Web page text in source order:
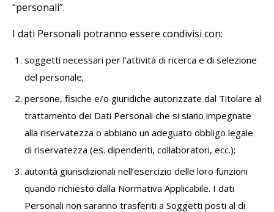
“personali”.
I dati Personali potranno essere condivisi con:
soggetti necessari per l’attività di ricerca e di selezione
del personale;
persone, fisiche e/o giuridiche autorizzate dal Titolare al
trattamento dei Dati Personali che si siano impegnate
alla riservatezza o abbiano un adeguato obbligo legale
di riservatezza (es. dipendenti, collaboratori, ecc.);
autorità giurisdizionali nell’esercizio delle loro funzioni
quando richiesto dalla Normativa Applicabile. I dati
Personali non saranno trasferiti a Soggetti posti al di